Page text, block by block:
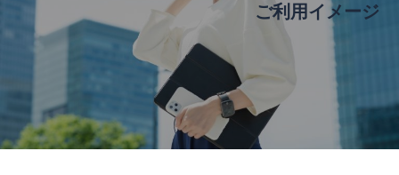
ご利用イメージ